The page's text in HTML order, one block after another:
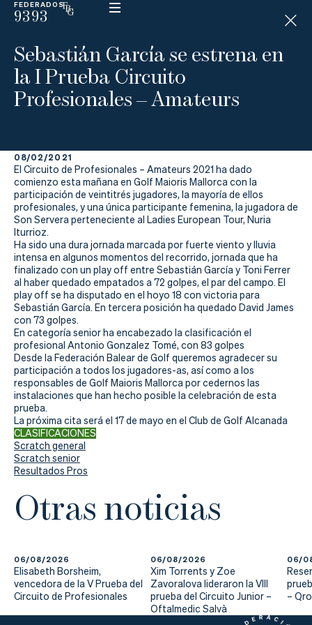
FEDERADOS
9393
ESP
N
D
I
C
A
P
La
Federación
Federarse
Jugar
Aprender
Actualidad
Tienda
Sebastián García se estrena en
la I Prueba Circuito
Profesionales – Amateurs
08/02/2021
El Circuito de Profesionales – Amateurs 2021 ha dado
comienzo esta mañana en Golf Maioris Mallorca con la
participación de veintitrés jugadores, la mayoría de ellos
profesionales, y una única participante femenina, la jugadora de
Son Servera perteneciente al Ladies European Tour, Nuria
Iturrioz.
Ha sido una dura jornada marcada por fuerte viento y lluvia
intensa en algunos momentos del recorrido, jornada que ha
finalizado con un play off entre Sebastián García y Toni Ferrer
al haber quedado empatados a 72 golpes, el par del campo. El
play off se ha disputado en el hoyo 18 con victoria para
Sebastián García. En tercera posición ha quedado David James
con 73 golpes.
En categoría senior ha encabezado la clasificación el
profesional Antonio Gonzalez Tomé, con 83 golpes
Desde la Federación Balear de Golf queremos agradecer su
participación a todos los jugadores-as, así como a los
responsables de Golf Maioris Mallorca por cedernos las
instalaciones que han hecho posible la celebración de esta
prueba.
La próxima cita será el 17 de mayo en el Club de Golf Alcanada
CLASIFICACIONES
Scratch general
Scratch senior
Resultados Pros
Otras noticias
06/08/2026
Elisabeth Borsheim,
vencedora de la V Prueba del
Circuito de Profesionales
06/08/2026
Xim Torrents y Zoe
Zavoralova lideraron la VIII
prueba del Circuito Junior –
Oftalmedic Salvà
06/
–